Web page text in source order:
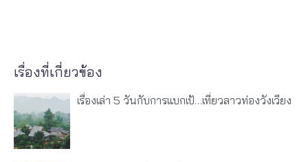
เรื่องที่เกี่ยวข้อง
เรื่องเล่า 5 วันกับการแบกเป้…เที่ยวลาวท่องวังเวียง